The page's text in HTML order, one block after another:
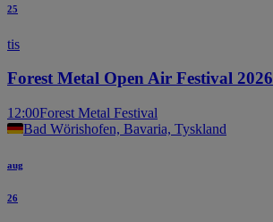
25
tis
Forest Metal Open Air Festival 2026
12:00Forest Metal Festival
Bad Wörishofen, Bavaria, Tyskland
aug
26